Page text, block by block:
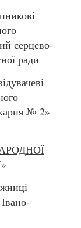
серцево-
ради
№ 2»